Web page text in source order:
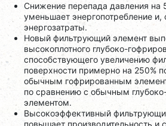
Снижение перепада давления на
уменьшает энергопотребление и,
энергозатраты.
Новый фильтрующий элемент
высокоплотного глубоко-
способствующего увеличению
поверхности примерно на 250%
обычным гофрированным
по сравнению с обычным
элементом.
Высокоэффективный